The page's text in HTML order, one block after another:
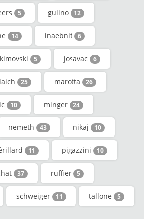
5 gulino 12
14 inaebnit 6
5 josavac 6
laich 25 marotta 26
10 minger 24
nemeth 43 nikaj 10
11 pigazzini 10
37 ruffier 5
schweiger 11 tallone 5